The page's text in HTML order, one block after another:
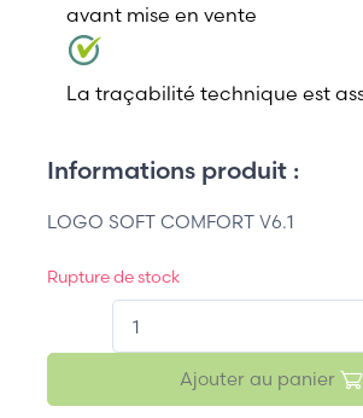
avant mise en vente
La traçabilité technique est
Informations produit :
LOGO SOFT COMFORT V6.1
Rupture de stock
Ajouter au panier